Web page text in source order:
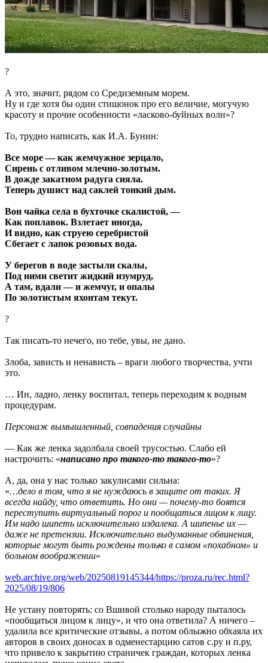
?
А это, значит, рядом со Средиземным морем.
Ну и где хотя бы один стишонок про его величие, могучую
красоту и прочие особенности «ласково-буйных волн»?
То, трудно написать, как И.А. Бунин:
Все море — как жемчужное зерцало,
Сирень с отливом млечно-золотым.
В дожде закатном радуга сияла.
Теперь душист над саклей тонкий дым.
Вон чайка села в бухточке скалистой, —
Как поплавок. Взлетает иногда,
И видно, как струею серебристой
Сбегает с лапок розовых вода.
У берегов в воде застыли скалы,
Под ними светит жидкий изумруд,
А там, вдали — и жемчуг, и опалы
По золотистым яхонтам текут.
?
Так писать-то нечего, но тебе, увы, не дано.
Злоба, зависть и ненависть – враги любого творчества, учти
это.
… Ин, ладно, ленку воспитал, теперь переходим к водным
процедурам.
Персонаж вымышленный, совпадения случайны
— Как же ленка задолбала своей трусостью. Слабо ей
настрочить: «написано про такого-то такого-то»?
А, да, она у нас только закулисами сильна:
«…дело в том, что я не нуждаюсь в защите от таких. Я
всегда найду, что ответить. Но они — почему-то боятся
переступить виртуальный порог и пообщаться лицом к лицу.
Им надо шипеть исключительно издалека. А шипенье их —
даже не претензии. Исключительно выдуманные обвинения,
которые могут быть рождены только в самом «похабном» и
больном воображении»
web.archive.org/web/20250819145344/https://proza.ru/rec.html?
2025/08/19/806
Не устану повторять: со Вшивой столько народу пыталось
«пообщаться лицом к лицу», и что она ответила? А ничего –
удалила все критические отзывы, а потом облыжно обхаяла их
авторов в своих доносах в одменестарцию сатов с.ру и п.ру,
что привело к закрытию страничек граждан, которых ленка